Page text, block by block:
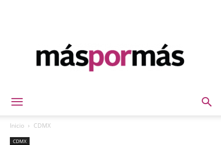
Inicio CDMX
CDMX